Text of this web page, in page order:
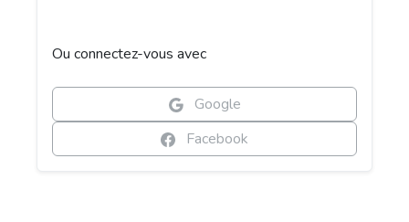
Ou connectez-vous avec
Google
Facebook